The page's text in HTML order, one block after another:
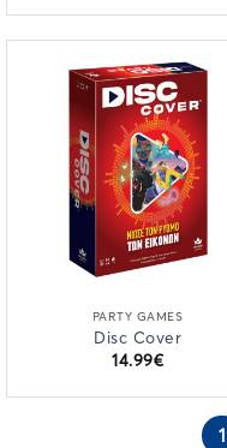
PARTY GAMES
Disc Cover
14.99€
1